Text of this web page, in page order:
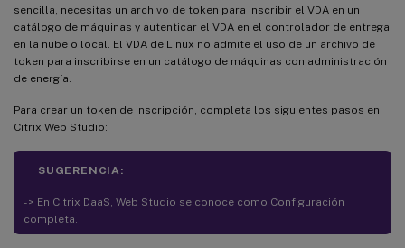
sencilla, necesitas un archivo de token para inscribir el VDA en un
catálogo de máquinas y autenticar el VDA en el controlador de entrega
en la nube o local. El VDA de Linux no admite el uso de un archivo de
token para inscribirse en un catálogo de máquinas con administración
de energía.
Para crear un token de inscripción, completa los siguientes pasos en
Citrix Web Studio:
SUGERENCIA:
- > En Citrix DaaS, Web Studio se conoce como Configuración
completa.